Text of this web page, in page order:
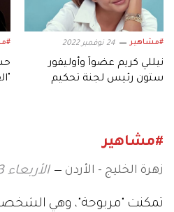
#مشاهير 24 نوفمبر 2022
نيللي كريم عضواً وأوليفور
ستون رئيس لجنة تحكيم
#مشاهير
زهرة الخليج - الأردن الأربعاء 13 ابريل 2022 11:42
تمكنت "مربوحة"، وهي